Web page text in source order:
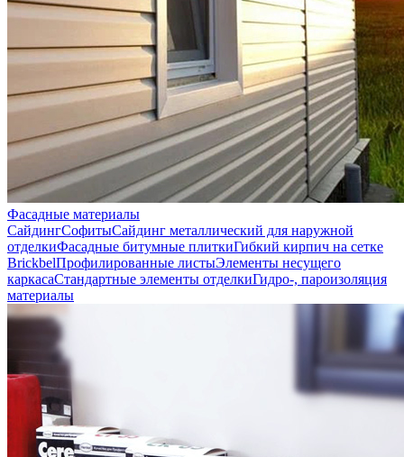
Фасадные материалы
СайдингСофитыСайдинг металлический для наружной
отделкиФасадные битумные плиткиГибкий кирпич на сетке
BrickbelПрофилированные листыЭлементы несущего
каркасаСтандартные элементы отделкиГидро-, пароизоляция
материалы